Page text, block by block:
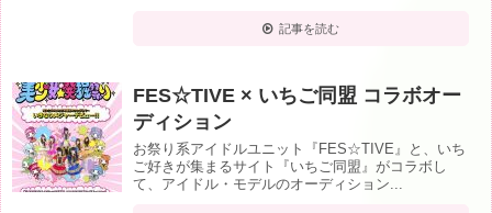
記事を読む
FES☆TIVE × いちご同盟 コラボオー
ディション
お祭り系アイドルユニット『FES☆TIVE』と、いち
ご好きが集まるサイト『いちご同盟』がコラボし
て、アイドル・モデルのオーディション...